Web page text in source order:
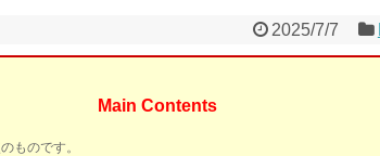
2025/7/7
Main Contents
ものです。